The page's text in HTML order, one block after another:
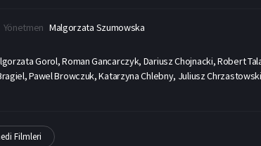
Yönetmen Malgorzata Szumowska
Gorol, Roman Gancarczyk, Dariusz Chojnacki, Robert
Pawel Browczuk, Katarzyna Chlebny, Juliusz
Filmleri